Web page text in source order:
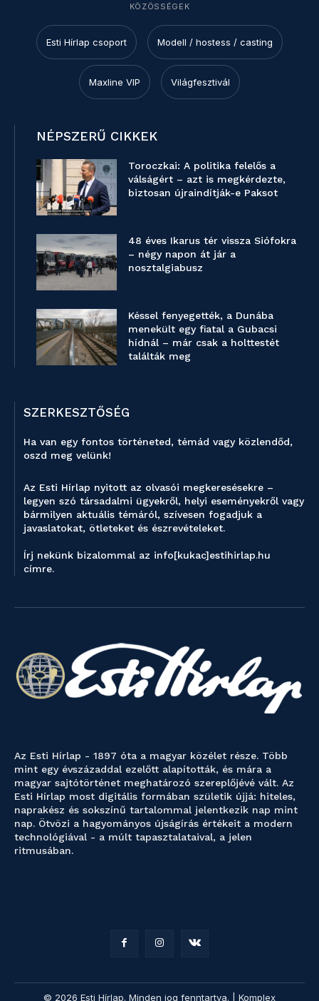
KÖZÖSSÉGEK
Esti Hírlap csoport Modell / hostess / casting
Maxline VIP Világfesztivál
NÉPSZERŰ CIKKEK
Toroczkai: A politika felelős a
válságért – azt is megkérdezte,
biztosan újraindítják-e Paksot
48 éves Ikarus tér vissza Siófokra
– négy napon át jár a
nosztalgiabusz
Késsel fenyegették, a Dunába
menekült egy fiatal a Gubacsi
hídnál – már csak a holttestét
találták meg
SZERKESZTŐSÉG
Ha van egy fontos történeted, témád vagy közlendőd,
oszd meg velünk!
Az Esti Hírlap nyitott az olvasói megkeresésekre –
legyen szó társadalmi ügyekről, helyi eseményekről vagy
bármilyen aktuális témáról, szívesen fogadjuk a
javaslatokat, ötleteket és észrevételeket.
Írj nekünk bizalommal az info[kukac]estihirlap.hu
címre.
Az Esti Hírlap - 1897 óta a magyar közélet része. Több
mint egy évszázaddal ezelőtt alapították, és mára a
magyar sajtótörténet meghatározó szereplőjévé vált. Az
Esti Hírlap most digitális formában születik újjá: hiteles,
naprakész és sokszínű tartalommal jelentkezik nap mint
nap. Ötvözi a hagyományos újságírás értékeit a modern
technológiával - a múlt tapasztalataival, a jelen
ritmusában.
© 2026 Esti Hírlap. Minden jog fenntartva. | Komplex